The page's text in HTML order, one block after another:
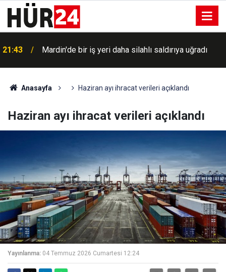
21:43 Mardin'de bir iş yeri daha silahlı saldırıya uğradı
Anasayfa Haziran ayı ihracat verileri açıklandı
Haziran ayı ihracat verileri açıklandı
Yayınlanma: 04 Temmuz 2026 Cumartesi 12:24